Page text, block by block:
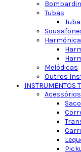
Tubas
Melódicas
Outros
INSTRUMENTOS